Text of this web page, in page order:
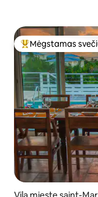
Svečių
Mėgstamas
Vila mieste saint-